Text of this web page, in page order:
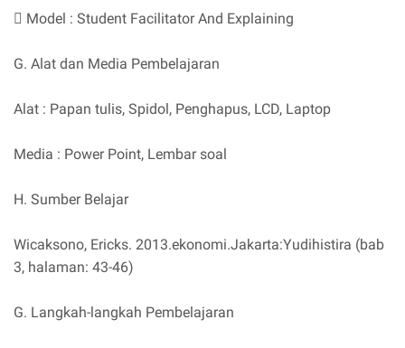
 Model : Student Facilitator And Explaining
G. Alat dan Media Pembelajaran
Alat : Papan tulis, Spidol, Penghapus, LCD, Laptop
Media : Power Point, Lembar soal
H. Sumber Belajar
Wicaksono, Ericks. 2013.ekonomi.Jakarta:Yudihistira (bab
3, halaman: 43-46)
G. Langkah-langkah Pembelajaran